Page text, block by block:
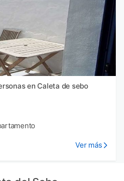
en Caleta de sebo
Ver más